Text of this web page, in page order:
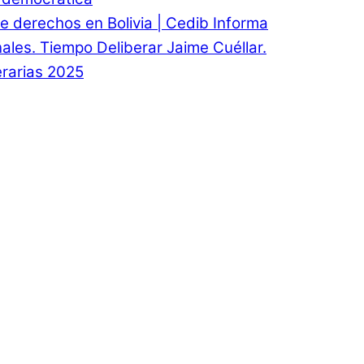
derechos en Bolivia | Cedib Informa
Tiempo Deliberar Jaime Cuéllar.
2025